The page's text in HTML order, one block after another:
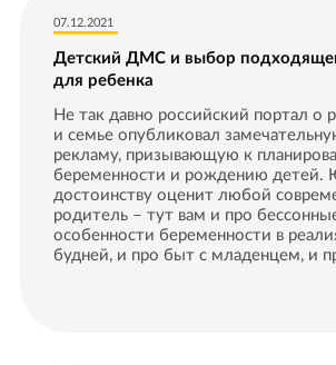
07.12.2021
Детский ДМС и выбор
для ребенка
Не так давно российский портал о
и семье опубликовал
рекламу, призывающую к
беременности и рождению детей.
достоинству оценит любой
родитель – тут вам и про
особенности беременности в
будней, и про быт с младенцем, и